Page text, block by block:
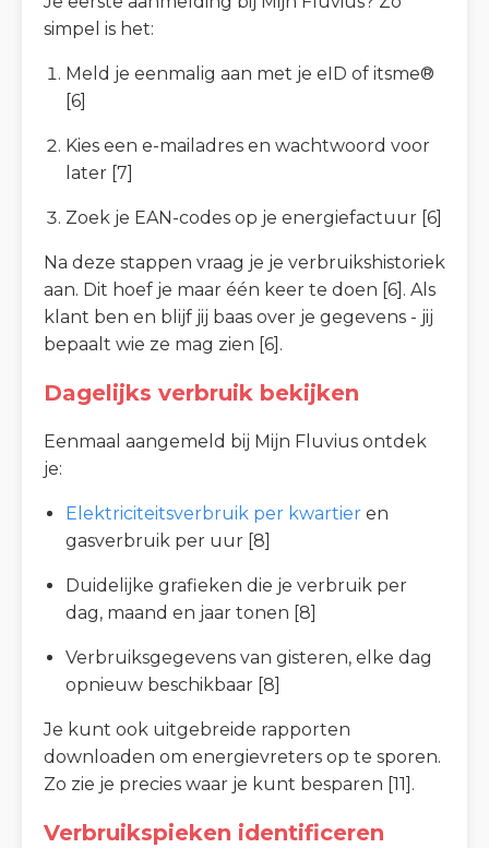
simpel is het:
Meld je eenmalig aan met je eID of itsme®
[6]
Kies een e-mailadres en wachtwoord voor
later [7]
Zoek je EAN-codes op je energiefactuur [6]
Na deze stappen vraag je je verbruikshistoriek
aan. Dit hoef je maar één keer te doen [6]. Als
klant ben en blijf jij baas over je gegevens - jij
bepaalt wie ze mag zien [6].
Dagelijks verbruik bekijken
Eenmaal aangemeld bij Mijn Fluvius ontdek
je:
Elektriciteitsverbruik per kwartier en
gasverbruik per uur [8]
Duidelijke grafieken die je verbruik per
dag, maand en jaar tonen [8]
Verbruiksgegevens van gisteren, elke dag
opnieuw beschikbaar [8]
Je kunt ook uitgebreide rapporten
downloaden om energievreters op te sporen.
Zo zie je precies waar je kunt besparen [11].
Verbruikspieken identificeren